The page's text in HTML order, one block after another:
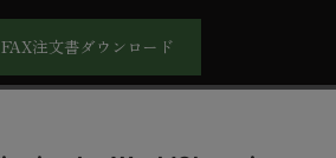
FAX注文書ダウンロード